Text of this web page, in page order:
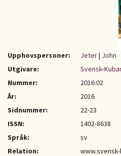
Upphovspersoner: Jeter| John
Utgivare:
Svensk-
Nummer:
2016:02
År:
2016
Sidnummer:
22-23
ISSN:
1402-8638
Språk:
sv
Relation: